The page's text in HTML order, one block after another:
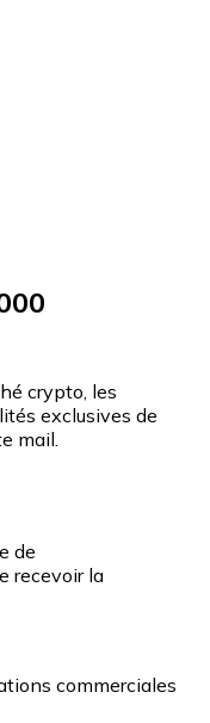
crypto, les
exclusives de
mail.
de
recevoir la
commerciales